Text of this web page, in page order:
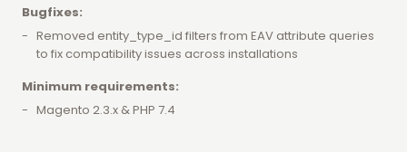
Bugfixes:
Removed entity_type_id filters from EAV attribute queries
to fix compatibility issues across installations
Minimum requirements:
Magento 2.3.x & PHP 7.4